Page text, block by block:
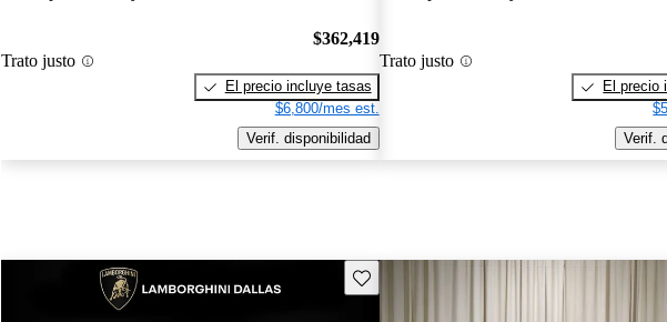
Trato justo
$362,419
El precio incluye tasas
$6,800/mes est.
Verif. disponibilidad
Trato justo
El precio
Verif.
Guarda este Aviso